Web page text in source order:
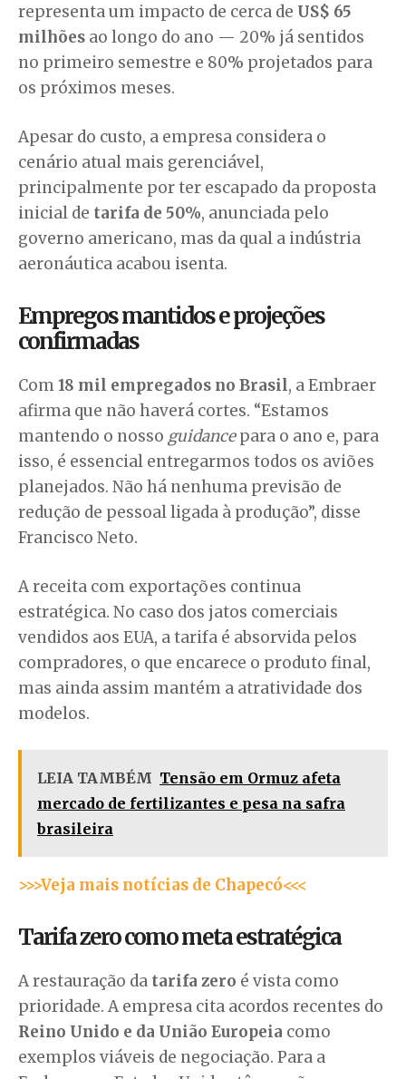
representa um impacto de cerca de US$ 65
milhões ao longo do ano — 20% já sentidos
no primeiro semestre e 80% projetados para
os próximos meses.
Apesar do custo, a empresa considera o
cenário atual mais gerenciável,
principalmente por ter escapado da proposta
inicial de tarifa de 50%, anunciada pelo
governo americano, mas da qual a indústria
aeronáutica acabou isenta.
Empregos mantidos e projeções
confirmadas
Com18 mil empregados no Brasil, a Embraer
afirma que não haverá cortes. “Estamos
mantendo o nosso guidancepara o ano e, para
isso, é essencial entregarmos todos os aviões
planejados. Não há nenhuma previsão de
redução de pessoal ligada à produção”, disse
Francisco Neto.
A receita com exportações continua
estratégica. No caso dos jatos comerciais
vendidos aos EUA, a tarifa é absorvida pelos
compradores, o que encarece o produto final,
mas ainda assim mantém a atratividade dos
modelos.
LEIA TAMBÉM Tensão em Ormuz afeta
mercado de fertilizantes e pesa na safra
brasileira
>>>Veja mais notícias de Chapecó<<<
Tarifa zero como meta estratégica
A restauração da tarifa zero é vista como
prioridade. A empresa cita acordos recentes do
Reino Unido e da União Europeia como
exemplos viáveis de negociação. Para a